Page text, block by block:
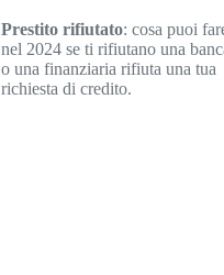
Prestito rifiutato: cosa puoi
nel 2024 se ti rifiutano una
o una finanziaria rifiuta una tua
richiesta di credito.